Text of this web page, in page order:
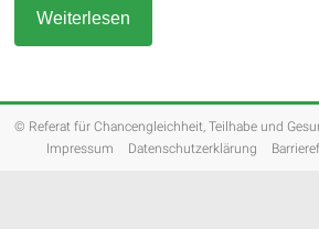
Weiterlesen
© Referat für Chancengleichheit, Teilhabe und
Impressum
Datenschutzerklärung